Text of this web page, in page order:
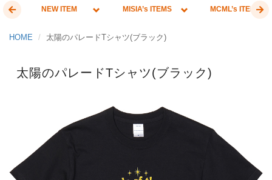
NEW ITEM MISIA’s ITEMS MCML’s ITEMS
HOME 太陽のパレードTシャツ(ブラック)
太陽のパレードTシャツ(ブラック)